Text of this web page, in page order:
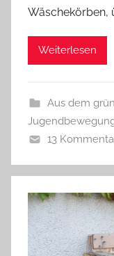
Wäschekörben,
Weiterlesen
Aus dem
13